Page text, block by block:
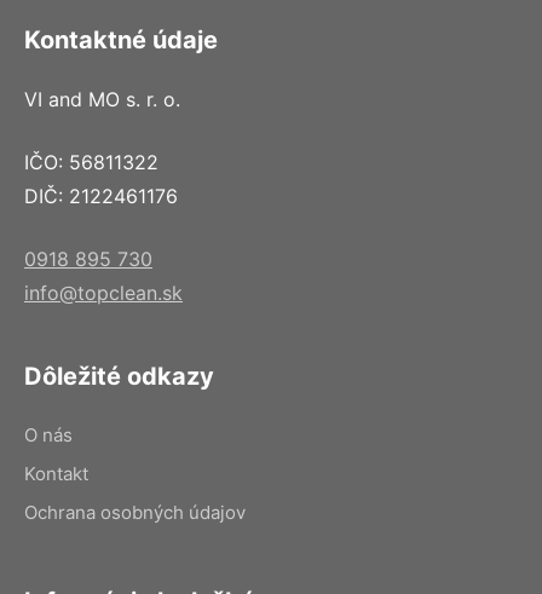
Kontaktné údaje
VI and MO s. r. o.
IČO: 56811322
DIČ: 2122461176
0918 895 730
info@topclean.sk
Dôležité odkazy
O nás
Kontakt
Ochrana osobných údajov